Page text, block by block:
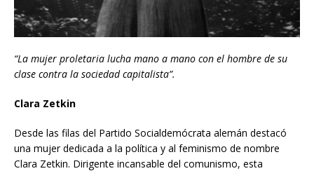
“La mujer proletaria lucha mano a mano con el hombre de su
clase contra la sociedad capitalista”.
Clara Zetkin
Desde las filas del Partido Socialdemócrata alemán destacó
una mujer dedicada a la política y al feminismo de nombre
Clara Zetkin. Dirigente incansable del comunismo, esta